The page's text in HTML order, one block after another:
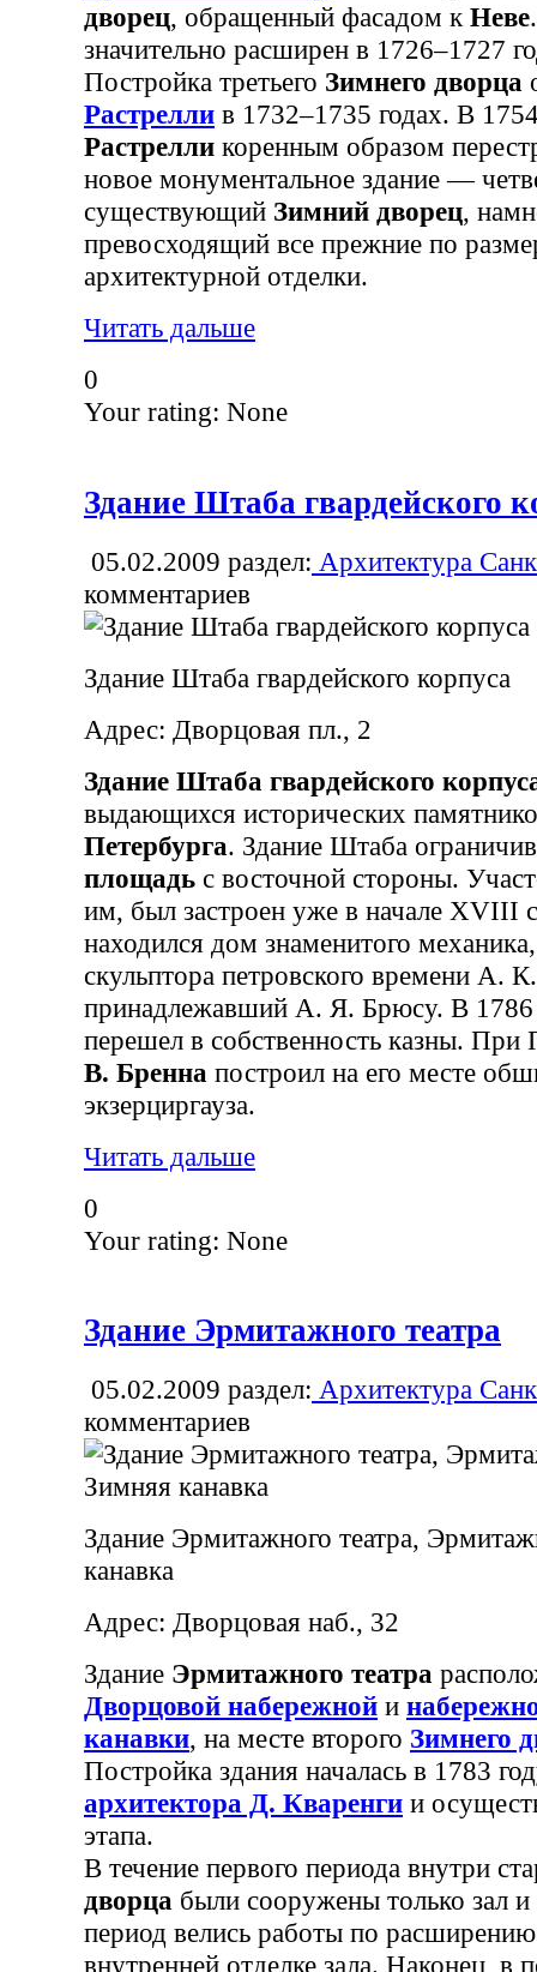
дворец, обращенный фасадом к Неве
значительно расширен в 1726–1727
Постройка третьего Зимнего дворца
Растрелли в 1732–1735 годах. В
Растрелли коренным образом
новое монументальное здание —
существующий Зимний дворец,
превосходящий все прежние по
архитектурной отделки.
Читать дальше
0
Your rating: None
Здание Штаба гвардейского
05.02.2009 раздел: Архитектура
комментариев
Здание Штаба гвардейского корпуса
Адрес: Дворцовая пл., 2
Здание Штаба гвардейского
выдающихся исторических
Петербурга. Здание Штаба
площадь с восточной стороны.
им, был застроен уже в начале XVIII
находился дом знаменитого
скульптора петровского времени А.
принадлежавший А. Я. Брюсу. В
перешел в собственность казны. При
В. Бренна построил на его месте
экзерциргауза.
Читать дальше
0
Your rating: None
Здание Эрмитажного театра
05.02.2009 раздел: Архитектура
комментариев
Здание Эрмитажного театра,
канавка
Адрес: Дворцовая наб., 32
Здание Эрмитажного театра
Дворцовой набережной и
канавки, на месте второго Зимнего
Постройка здания началась в 1783
архитектора Д. Кваренги и
этапа.
В течение первого периода внутри
дворца были сооружены только зал
период велись работы по
внутренней отделке зала. Наконец, в